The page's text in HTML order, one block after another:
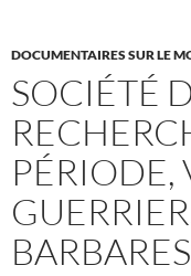
DOCUMENTAIRES SUR LE
SOCIÉTÉ
PÉRIODE,
BARBARES